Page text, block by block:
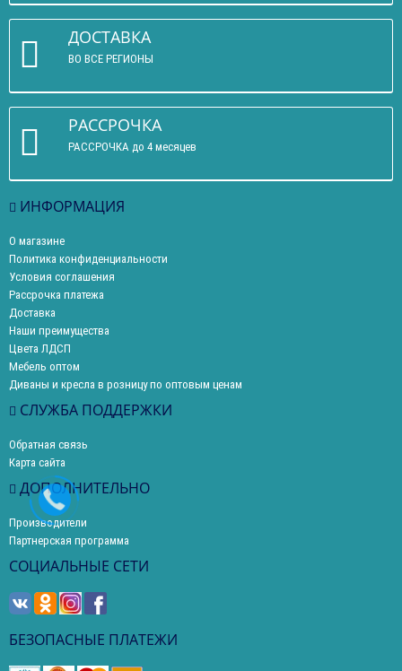
ДОСТАВКА
ВО ВСЕ РЕГИОНЫ
РАССРОЧКА
РАССРОЧКА до 4 месяцев
ИНФОРМАЦИЯ
О магазине
Политика конфиденциальности
Условия соглашения
Рассрочка платежа
Доставка
Наши преимущества
Цвета ЛДСП
Мебель оптом
Диваны и кресла в розницу по оптовым ценам
СЛУЖБА ПОДДЕРЖКИ
Обратная связь
Карта сайта
ДОПОЛНИТЕЛЬНО
Производители
Партнерская программа
СОЦИАЛЬНЫЕ СЕТИ
БЕЗОПАСНЫЕ ПЛАТЕЖИ